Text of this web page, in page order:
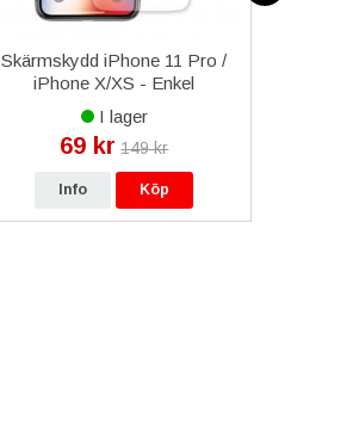
Skärmskydd iPhone 11 Pro /
iPhone X/XS - Enkel
applicering
I lager
69 kr 149 kr
Info Köp